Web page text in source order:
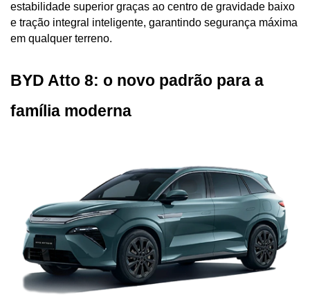
estabilidade superior graças ao centro de gravidade baixo
e tração integral inteligente, garantindo segurança máxima
em qualquer terreno.
BYD Atto 8: o novo padrão para a
família moderna